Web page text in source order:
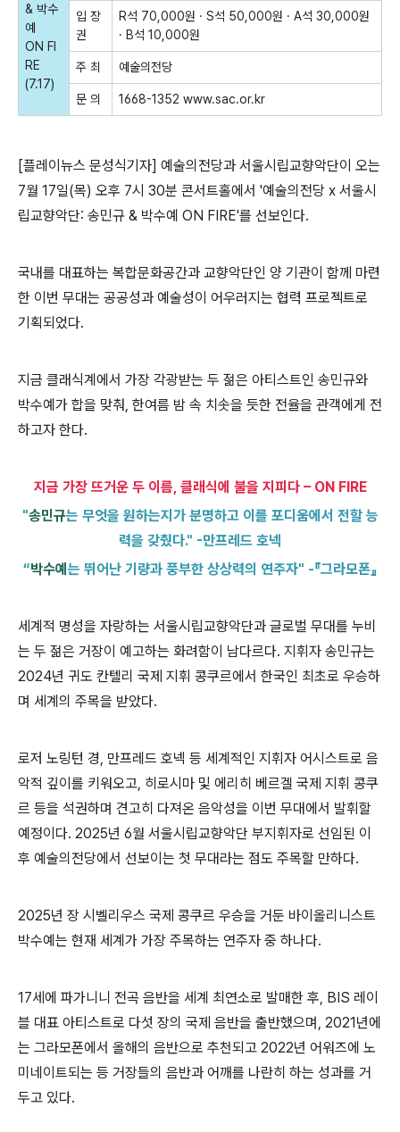
& 박수
예
ON FI
RE
(7.17)
입 장
권
R석 70,000원 · S석 50,000원 · A석 30,000원
· B석 10,000원
주 최 예술의전당
문 의 1668-1352 www.sac.or.kr
[플레이뉴스 문성식기자] 예술의전당과 서울시립교향악단이 오는
7월 17일(목) 오후 7시 30분 콘서트홀에서 '예술의전당 x 서울시
립교향악단: 송민규 & 박수예 ON FIRE'를 선보인다.
국내를 대표하는 복합문화공간과 교향악단인 양 기관이 함께 마련
한 이번 무대는 공공성과 예술성이 어우러지는 협력 프로젝트로
기획되었다.
지금 클래식계에서 가장 각광받는 두 젊은 아티스트인 송민규와
박수예가 합을 맞춰, 한여름 밤 속 치솟을 듯한 전율을 관객에게 전
하고자 한다.
지금 가장 뜨거운 두 이름, 클래식에 불을 지피다 – ON FIRE
"송민규는 무엇을 원하는지가 분명하고 이를 포디움에서 전할 능
력을 갖췄다." -만프레드 호넥
“박수예 는 뛰어난 기량과 풍부한 상상력의 연주자" -『그라모폰』
세계적 명성을 자랑하는 서울시립교향악단과 글로벌 무대를 누비
는 두 젊은 거장이 예고하는 화려함이 남다르다. 지휘자 송민규는
2024년 귀도 칸텔리 국제 지휘 콩쿠르에서 한국인 최초로 우승하
며 세계의 주목을 받았다.
로저 노링턴 경, 만프레드 호넥 등 세계적인 지휘자 어시스트로 음
악적 깊이를 키워오고, 히로시마 및 에리히 베르겔 국제 지휘 콩쿠
르 등을 석권하며 견고히 다져온 음악성을 이번 무대에서 발휘할
예정이다. 2025년 6월 서울시립교향악단 부지휘자로 선임된 이
후 예술의전당에서 선보이는 첫 무대라는 점도 주목할 만하다.
2025년 장 시벨리우스 국제 콩쿠르 우승을 거둔 바이올리니스트
박수예 는 현재 세계가 가장 주목하는 연주자 중 하나다.
17세에 파가니니 전곡 음반을 세계 최연소로 발매한 후, BIS 레이
블 대표 아티스트로 다섯 장의 국제 음반을 출반했으며, 2021년에
는 그라모폰에서 올해의 음반으로 추천되고 2022년 어워즈에 노
미네이트되는 등 거장들의 음반과 어깨를 나란히 하는 성과를 거
두고 있다.